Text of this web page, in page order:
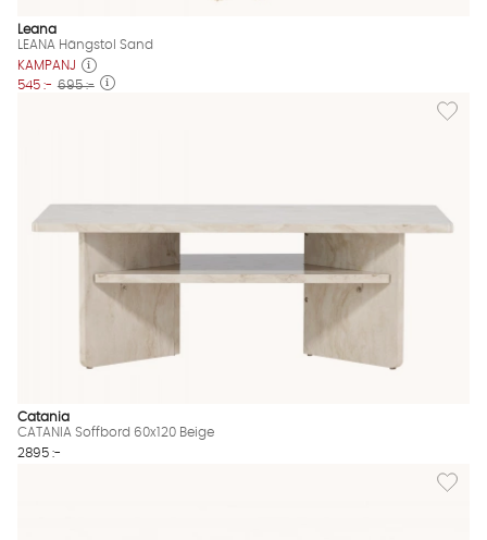
Leana
LEANA Hängstol Sand
KAMPANJ
545 :- 695 :-
Lägg
Catania
CATANIA Soffbord 60x120 Beige
2895 :-
Lägg